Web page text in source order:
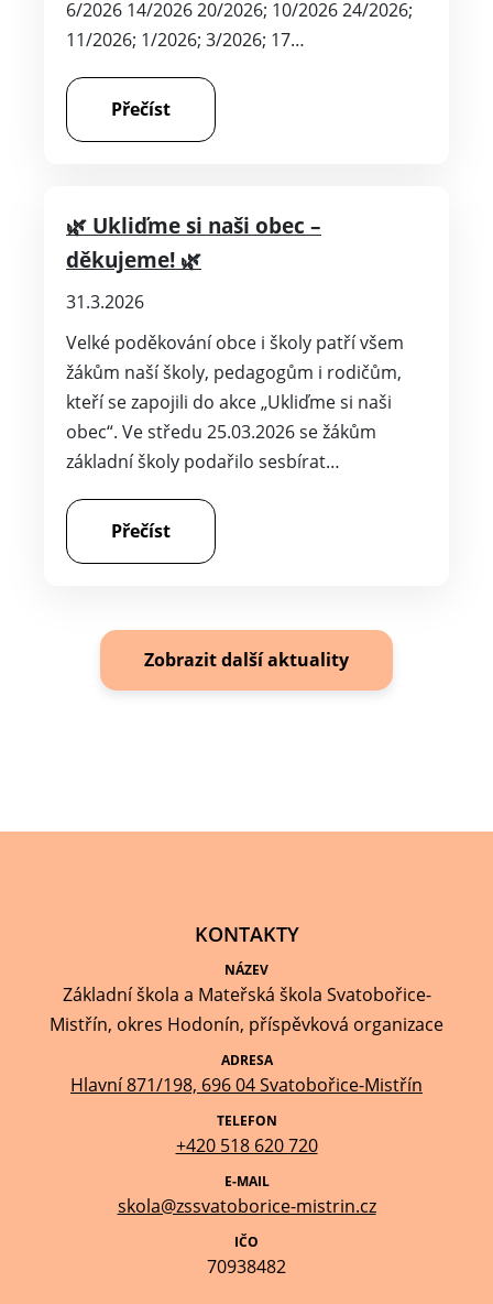
6/2026 14/2026 20/2026; 10/2026 24/2026;
11/2026; 1/2026; 3/2026; 17…
Přečíst
🌿 Ukliďme si naši obec –
děkujeme! 🌿
31.3.2026
Velké poděkování obce i školy patří všem
žákům naší školy, pedagogům i rodičům,
kteří se zapojili do akce „Ukliďme si naši
obec“. Ve středu 25.03.2026 se žákům
základní školy podařilo sesbírat…
Přečíst
Zobrazit další aktuality
KONTAKTY
NÁZEV
Základní škola a Mateřská škola Svatobořice-
Mistřín, okres Hodonín, příspěvková organizace
ADRESA
Hlavní 871/198, 696 04 Svatobořice-Mistřín
TELEFON
+420 518 620 720
E-MAIL
skola@zssvatoborice-mistrin.cz
IČO
70938482